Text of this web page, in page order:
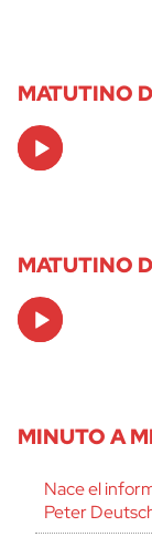
MATUTINO
Audio
Player
MATUTINO
Audio
Player
MINUTO A
Nace el
Peter